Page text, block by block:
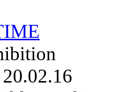
20.02.16